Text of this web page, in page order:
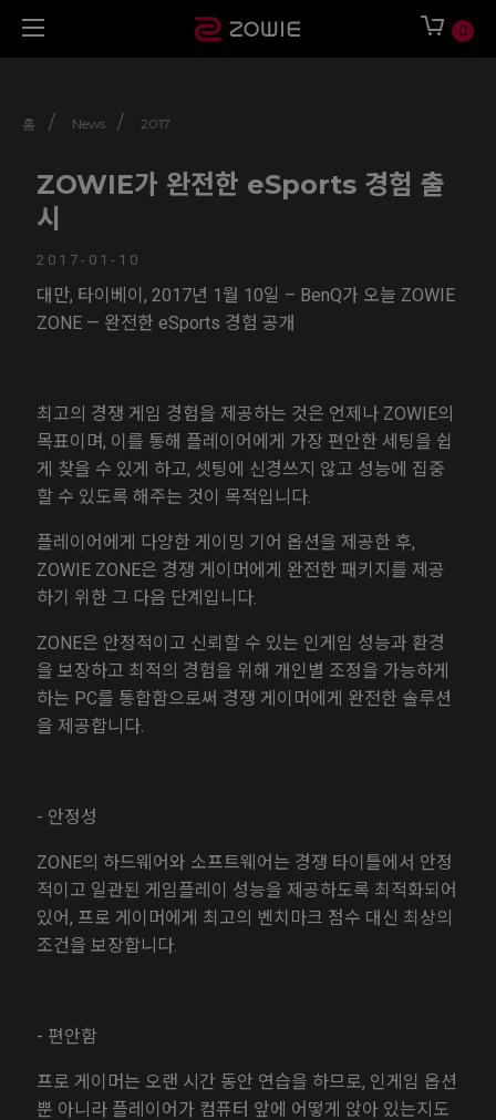
0
홈 / News / 2017
ZOWIE가 완전한 eSports 경험 출
시
2017-01-10
대만, 타이베이, 2017년 1월 10일 – BenQ가 오늘 ZOWIE
ZONE — 완전한 eSports 경험 공개
최고의 경쟁 게임 경험을 제공하는 것은 언제나 ZOWIE의
목표이며, 이를 통해 플레이어에게 가장 편안한 세팅을 쉽
게 찾을 수 있게 하고, 셋팅에 신경쓰지 않고 성능에 집중
할 수 있도록 해주는 것이 목적입니다.
플레이어에게 다양한 게이밍 기어 옵션을 제공한 후,
ZOWIE ZONE은 경쟁 게이머에게 완전한 패키지를 제공
하기 위한 그 다음 단계입니다.
ZONE은 안정적이고 신뢰할 수 있는 인게임 성능과 환경
을 보장하고 최적의 경험을 위해 개인별 조정을 가능하게
하는 PC를 통합함으로써 경쟁 게이머에게 완전한 솔루션
을 제공합니다.
- 안정성
ZONE의 하드웨어와 소프트웨어는 경쟁 타이틀에서 안정
적이고 일관된 게임플레이 성능을 제공하도록 최적화되어
있어, 프로 게이머에게 최고의 벤치마크 점수 대신 최상의
조건을 보장합니다.
- 편안함
프로 게이머는 오랜 시간 동안 연습을 하므로, 인게임 옵션
뿐 아니라 플레이어가 컴퓨터 앞에 어떻게 앉아 있는지도